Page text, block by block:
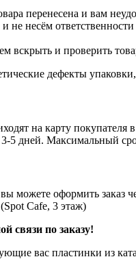
перенесена и вам
не несём
вскрыть и проверить
дефекты
на карту
3-5 дней. Максимальный
можете оформить заказ
Cafe, 3 этаж)
связи по заказу!
вас пластинки из